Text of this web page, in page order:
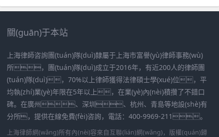
關(guān)于本站
上海律師咨詢團(tuán)隊(duì)隸屬于上海市富譽(yù)律師事務(wù)
所，團(tuán)隊(duì)成立于2016年，有近200人的律師團
(tuán)隊(duì)，70%以上律師獲得法律碩士學(xué)位，平
均執(zhí)業(yè)年限在5年以上，在業(yè)內(nèi)積攢了不錯口
碑。在廣州、深圳、杭州、青島等地設(shè)有
分所，提供在線免費(fèi)咨詢，電話：400-9969-211。
上海律師網(wǎng)所有內(nèi)容來自互聯(lián)網(wǎng)，版權(quán)歸